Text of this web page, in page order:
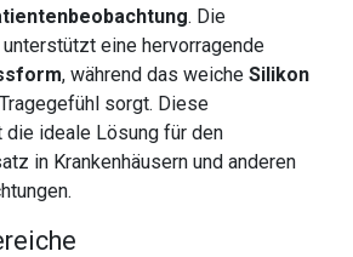
. Die
unterstützt eine hervorragende
, während das weicheSilikon
sorgt. Diese
die ideale Lösung für den
in Krankenhäusern und anderen